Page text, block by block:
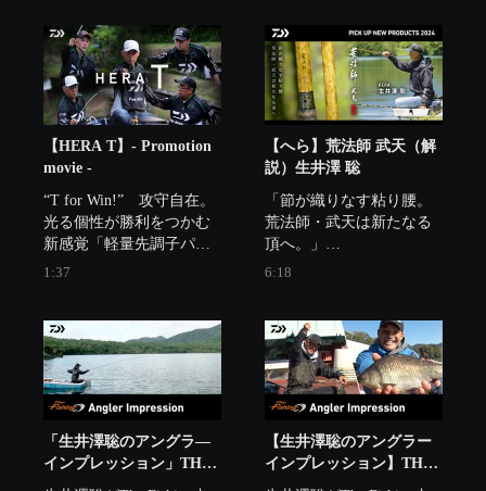
が解説する。
【HERA T】- Promotion
movie -
“T for Win!”　攻守自在。
光る個性が勝利をつかむ
新感覚「軽量先調子パワ
ーロッド」。光る個性が
1:37
【へら】荒法師 武天（解
説）生井澤 聡
「節が織りなす粘り腰。
荒法師・武天は新たなる
頂へ。」
枯法師と並ぶフラッグシ
■5代目 荒法師・武天 特設
サイト
https://www.daiwa.com/jp/special/
6:18
「生井澤聡のアングラ―
インプレッション」THE
FISHING 2023年10月7日
【生井澤聡のアングラー
インプレッション】THE
FISHING 2023年4月22日